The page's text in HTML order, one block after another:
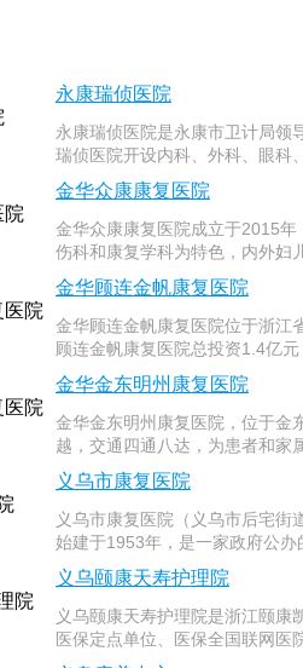
永康瑞侦医院
永康瑞侦医院是永康市卫计局领
瑞侦医院开设内科、外科、眼科
金华众康康复医院
金华众康康复医院成立于2015
伤科和康复学科为特色，内外妇
金华顾连金帆康复医院
金华顾连金帆康复医院位于浙江
顾连金帆康复医院总投资1.4亿
金华金东明州康复医院
金华金东明州康复医院，位于金
越，交通四通八达，为患者和家
义乌市康复医院
义乌市康复医院（义乌市后宅
始建于1953年，是一家政府公
义乌颐康天寿护理院
义乌颐康天寿护理院是浙江颐
医保定点单位、医保全国联网医